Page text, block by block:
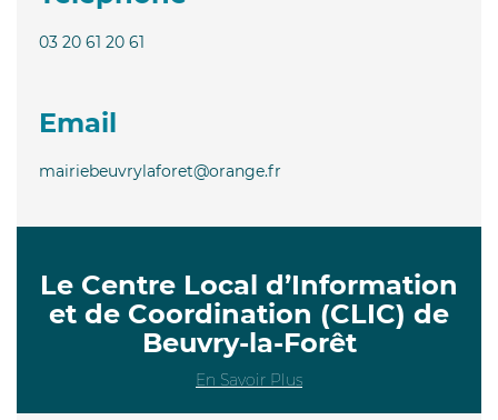
03 20 61 20 61
Email
mairiebeuvrylaforet@orange.fr
Le Centre Local d’Information
et de Coordination (CLIC) de
Beuvry-la-Forêt
En Savoir Plus